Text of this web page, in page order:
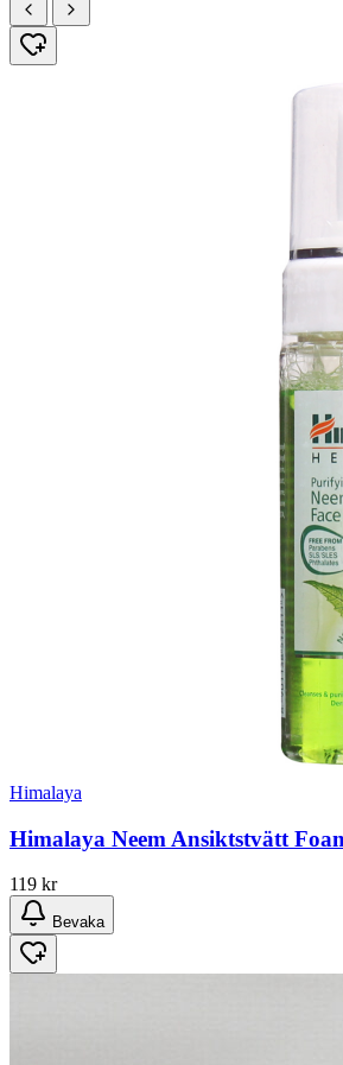
Himalaya
Himalaya Neem Ansiktstvätt
119 kr
Bevaka